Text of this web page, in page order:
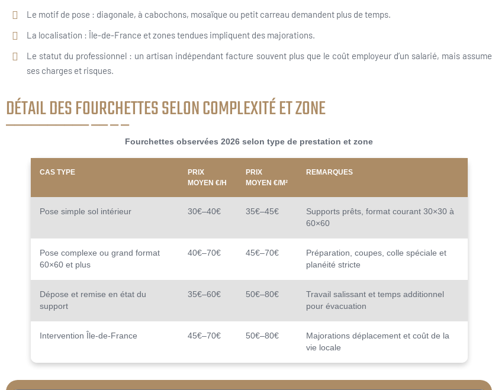
Le motif de pose : diagonale, à cabochons, mosaïque ou petit carreau demandent plus de temps.
La localisation : Île-de-France et zones tendues impliquent des majorations.
Le statut du professionnel : un artisan indépendant facture souvent plus que le coût employeur d’un salarié, mais assume
ses charges et risques.
DÉTAIL DES FOURCHETTES SELON COMPLEXITÉ ET ZONE
Fourchettes observées 2026 selon type de prestation et zone
CAS TYPE
PRIX
MOYEN €/H
PRIX
MOYEN €/M²
REMARQUES
Pose simple sol intérieur 30€–40€ 35€–45€
Supports prêts, format courant 30×30 à
60×60
Pose complexe ou grand format
60×60 et plus
40€–70€ 45€–70€
Préparation, coupes, colle spéciale et
planéité stricte
Dépose et remise en état du
support
35€–60€ 50€–80€
Travail salissant et temps additionnel
pour évacuation
Intervention Île-de-France 45€–70€ 50€–80€
Majorations déplacement et coût de la
vie locale